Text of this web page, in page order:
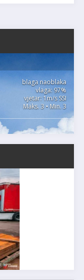
blaga naoblaka
vlaga: 97%
vjetar: 1m/s SSI
Maks. 3 • Min. 3